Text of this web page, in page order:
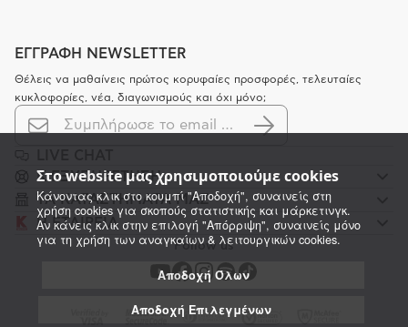
Στο website μας χρησιμοποιούμε cookies
Κάνοντας κλικ στο κουμπί "Αποδοχή", συναινείς στη
χρήση cookies για σκοπούς στατιστικής και μάρκετινγκ.
Αν κάνεις κλικ στην επιλογή "Απόρριψη", συναινείς μόνο
για τη χρήση των αναγκαίων & λειτουργικών cookies.
Αποδοχή Όλων
Αποδοχή Επιλεγμένων
ΕΓΓΡΑΦΗ NEWSLETTER
Θέλεις να μαθαίνεις πρώτος κορυφαίες προσφορές, τελευταίες
κυκλοφορίες, νέα, διαγωνισμούς και όχι μόνο;
K ΕΞΥΠΗΡΕΤΗΣΗ
ΤΑ ΚΑΤΑΣΤΗΜΑΤΑ ΜΑΣ
Η ΕΤΑΙΡΕΙΑ
Follow us